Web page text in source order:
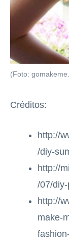
(Foto:
Créditos:
http://
/diy-
http://
/07/
http://
make-